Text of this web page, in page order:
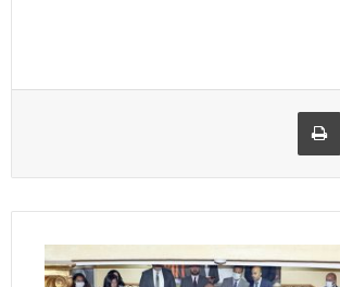
عبر البريد طباعة